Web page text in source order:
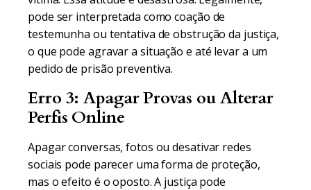
pode ser interpretada como coação de
testemunha ou tentativa de obstrução da justiça,
o que pode agravar a situação e até levar a um
pedido de prisão preventiva.
Erro 3: Apagar Provas ou Alterar
Perfis Online
Apagar conversas, fotos ou desativar redes
sociais pode parecer uma forma de proteção,
mas o efeito é o oposto. A justiça pode